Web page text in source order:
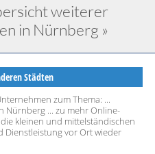
weiterer
in Nürnberg »
Städten
zum Thema: ...
Nürnberg ... zu mehr Online-
kleinen und mittelständischen
Dienstleistung vor Ort wieder